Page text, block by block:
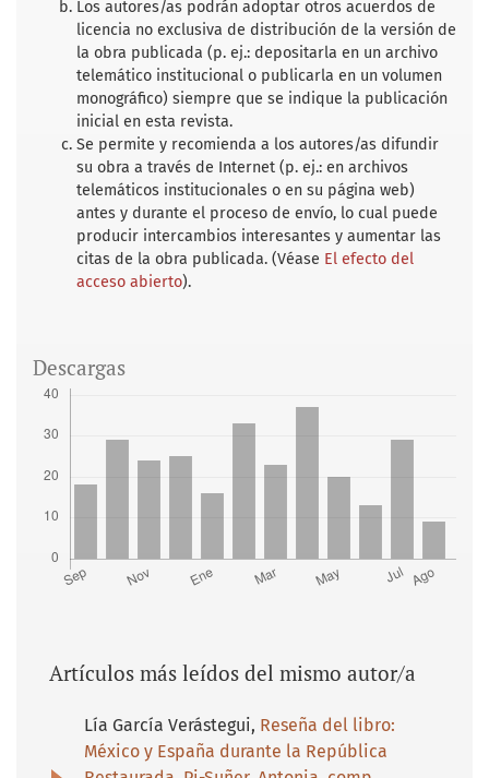
Los autores/as podrán adoptar otros acuerdos de
licencia no exclusiva de distribución de la versión de
la obra publicada (p. ej.: depositarla en un archivo
telemático institucional o publicarla en un volumen
monográfico) siempre que se indique la publicación
inicial en esta revista.
Se permite y recomienda a los autores/as difundir
su obra a través de Internet (p. ej.: en archivos
telemáticos institucionales o en su página web)
antes y durante el proceso de envío, lo cual puede
producir intercambios interesantes y aumentar las
citas de la obra publicada. (Véase El efecto del
acceso abierto).
Descargas
Artículos más leídos del mismo autor/a
Lía García Verástegui, Reseña del libro:
México y España durante la República